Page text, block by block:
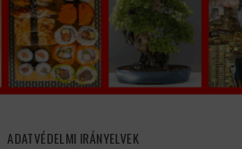
ADATVÉDELMI IRÁNYELVEK